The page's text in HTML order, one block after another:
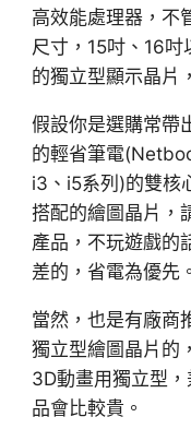
高效能處理器，不
尺寸，15吋、16
的獨立型顯示晶片
假設你是選購常帶
的輕省筆電
i3、i5系列)的雙核
搭配的繪圖晶片，
產品，不玩遊戲的
差的，省電為優先
當然，也是有廠商
獨立型繪圖晶片的
3D動畫用獨立型
品會比較貴。